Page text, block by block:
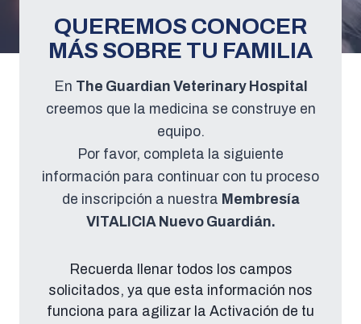
QUEREMOS CONOCER
MÁS SOBRE TU FAMILIA
En The Guardian Veterinary Hospital
creemos que la medicina se construye en
equipo.
Por favor, completa la siguiente
información para continuar con tu proceso
de inscripción a nuestra Membresía
VITALICIA Nuevo Guardián.
Recuerda llenar todos los campos
solicitados, ya que esta información nos
funciona para agilizar la Activación de tu